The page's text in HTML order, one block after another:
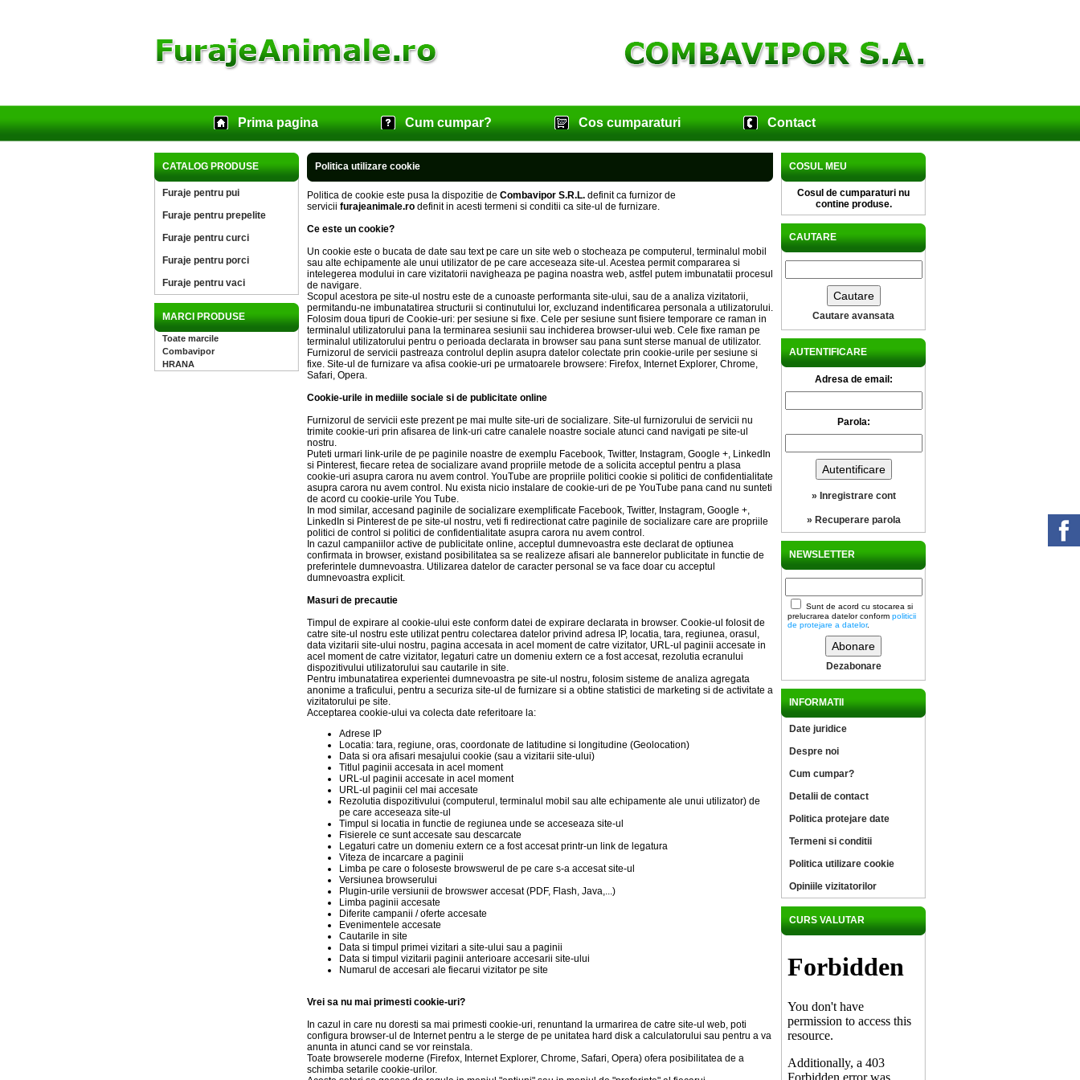
Prima pagina Cum cumpar? Cos cumparaturi Contact
CATALOG PRODUSE
Furaje pentru pui
Furaje pentru prepelite
Furaje pentru curci
Furaje pentru porci
Furaje pentru vaci
MARCI PRODUSE
Toate marcile
Combavipor
HRANA
Politica utilizare cookie
Politica de cookie este pusa la dispozitie de Combavipor S.R.L. definit ca furnizor de
servicii furajeanimale.ro definit in acesti termeni si conditii ca site-ul de furnizare.
Ce este un cookie?
Un cookie este o bucata de date sau text pe care un site web o stocheaza pe computerul, terminalul mobil
sau alte echipamente ale unui utilizator de pe care acceseaza site-ul. Acestea permit compararea si
intelegerea modului in care vizitatorii navigheaza pe pagina noastra web, astfel putem imbunatatii procesul
de navigare.
Scopul acestora pe site-ul nostru este de a cunoaste performanta site-ului, sau de a analiza vizitatorii,
permitandu-ne imbunatatirea structurii si continutului lor, excluzand indentificarea personala a utilizatorului.
Folosim doua tipuri de Cookie-uri: per sesiune si fixe. Cele per sesiune sunt fisiere temporare ce raman in
terminalul utilizatorului pana la terminarea sesiunii sau inchiderea browser-ului web. Cele fixe raman pe
terminalul utilizatorului pentru o perioada declarata in browser sau pana sunt sterse manual de utilizator.
Furnizorul de servicii pastreaza controlul deplin asupra datelor colectate prin cookie-urile per sesiune si
fixe. Site-ul de furnizare va afisa cookie-uri pe urmatoarele browsere: Firefox, Internet Explorer, Chrome,
Safari, Opera.
Cookie-urile in mediile sociale si de publicitate online
Furnizorul de servicii este prezent pe mai multe site-uri de socializare. Site-ul furnizorului de servicii nu
trimite cookie-uri prin afisarea de link-uri catre canalele noastre sociale atunci cand navigati pe site-ul
nostru.
Puteti urmari link-urile de pe paginile noastre de exemplu Facebook, Twitter, Instagram, Google +, LinkedIn
si Pinterest, fiecare retea de socializare avand propriile metode de a solicita acceptul pentru a plasa
cookie-uri asupra carora nu avem control. YouTube are propriile politici cookie si politici de confidentialitate
asupra carora nu avem control. Nu exista nicio instalare de cookie-uri de pe YouTube pana cand nu sunteti
de acord cu cookie-urile You Tube.
In mod similar, accesand paginile de socializare exemplificate Facebook, Twitter, Instagram, Google +,
LinkedIn si Pinterest de pe site-ul nostru, veti fi redirectionat catre paginile de socializare care are propriile
politici de control si politici de confidentialitate asupra carora nu avem control.
In cazul campaniilor active de publicitate online, acceptul dumnevoastra este declarat de optiunea
confirmata in browser, existand posibilitatea sa se realizeze afisari ale bannerelor publicitate in functie de
preferintele dumnevoastra. Utilizarea datelor de caracter personal se va face doar cu acceptul
dumnevoastra explicit.
Masuri de precautie
Timpul de expirare al cookie-ului este conform datei de expirare declarata in browser. Cookie-ul folosit de
catre site-ul nostru este utilizat pentru colectarea datelor privind adresa IP, locatia, tara, regiunea, orasul,
data vizitarii site-ului nostru, pagina accesata in acel moment de catre vizitator, URL-ul paginii accesate in
acel moment de catre vizitator, legaturi catre un domeniu extern ce a fost accesat, rezolutia ecranului
dispozitivului utilizatorului sau cautarile in site.
Pentru imbunatatirea experientei dumnevoastra pe site-ul nostru, folosim sisteme de analiza agregata
anonime a traficului, pentru a securiza site-ul de furnizare si a obtine statistici de marketing si de activitate a
vizitatorului pe site.
Acceptarea cookie-ului va colecta date referitoare la:
Adrese IP
Locatia: tara, regiune, oras, coordonate de latitudine si longitudine (Geolocation)
Data si ora afisari mesajului cookie (sau a vizitarii site-ului)
Titlul paginii accesata in acel moment
URL-ul paginii accesate in acel moment
URL-ul paginii cel mai accesate
Rezolutia dispozitivului (computerul, terminalul mobil sau alte echipamente ale unui utilizator) de
pe care acceseaza site-ul
Timpul si locatia in functie de regiunea unde se acceseaza site-ul
Fisierele ce sunt accesate sau descarcate
Legaturi catre un domeniu extern ce a fost accesat printr-un link de legatura
Viteza de incarcare a paginii
Limba pe care o foloseste browswerul de pe care s-a accesat site-ul
Versiunea browserului
Plugin-urile versiunii de browswer accesat (PDF, Flash, Java,...)
Limba paginii accesate
Diferite campanii / oferte accesate
Evenimentele accesate
Cautarile in site
Data si timpul primei vizitari a site-ului sau a paginii
Data si timpul vizitarii paginii anterioare accesarii site-ului
Numarul de accesari ale fiecarui vizitator pe site
Vrei sa nu mai primesti cookie-uri?
In cazul in care nu doresti sa mai primesti cookie-uri, renuntand la urmarirea de catre site-ul web, poti
configura browser-ul de Internet pentru a le sterge de pe unitatea hard disk a calculatorului sau pentru a va
anunta in atunci cand se vor reinstala.
Toate browserele moderne (Firefox, Internet Explorer, Chrome, Safari, Opera) ofera posibilitatea de a
schimba setarile cookie-urilor.
COSUL MEU
Cosul de cumparaturi nu
contine produse.
CAUTARE
Cautare avansata
AUTENTIFICARE
Adresa de email:
Parola:
» Inregistrare cont
» Recuperare parola
NEWSLETTER
Sunt de acord cu stocarea si
prelucrarea datelor conform politicii
de protejare a datelor.
Dezabonare
INFORMATII
Date juridice
Despre noi
Cum cumpar?
Detalii de contact
Politica protejare date
Termeni si conditii
Politica utilizare cookie
Opiniile vizitatorilor
CURS VALUTAR